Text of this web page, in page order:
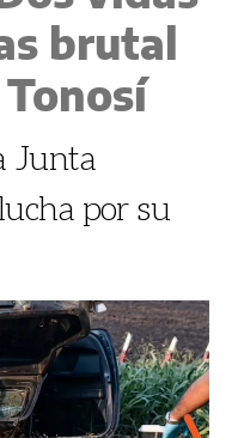
brutal
Junta
por su